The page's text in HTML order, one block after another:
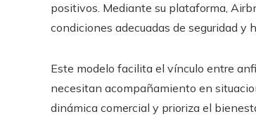
positivos. Mediante su plataforma,
condiciones adecuadas de seguridad y
Este modelo facilita el vínculo entre
necesitan acompañamiento en
dinámica comercial y prioriza el